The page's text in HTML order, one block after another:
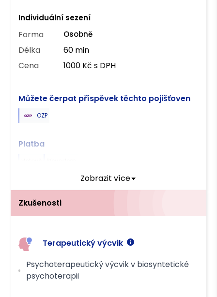
Individuální sezení
Forma Osobně
Délka
60 min
Cena
1000 Kč s DPH
Můžete čerpat příspěvek těchto pojišťoven
OZP
Platba
Zobrazit více
Zkušenosti
Terapeutický výcvik
Psychoterapeutický výcvik v biosyntetické
psychoterapii